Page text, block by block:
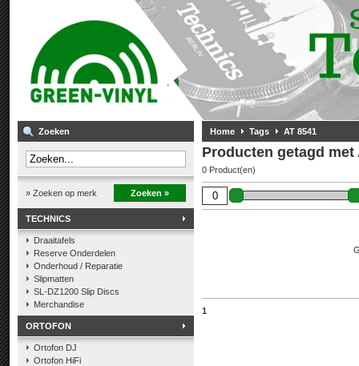
Zoeken
» Zoeken op merk Zoeken »
TECHNICS
Draaitafels
Reserve Onderdelen
Onderhoud / Reparatie
Slipmatten
SL-DZ1200 Slip Discs
Merchandise
ORTOFON
Ortofon DJ
Ortofon HiFi
Home Tags AT 8541
Producten getagd met
0 Product(en)
1